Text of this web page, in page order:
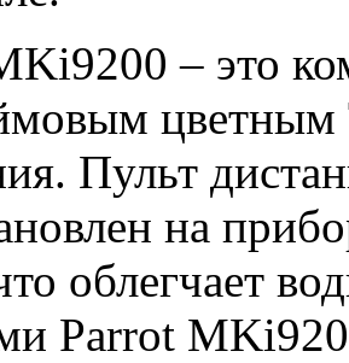
– это
цветным
Пульт
на
облегчает
Parrot